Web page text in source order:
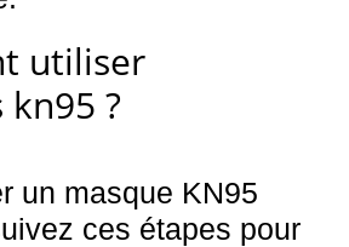
utiliser
?
un masque KN95
ces étapes pour